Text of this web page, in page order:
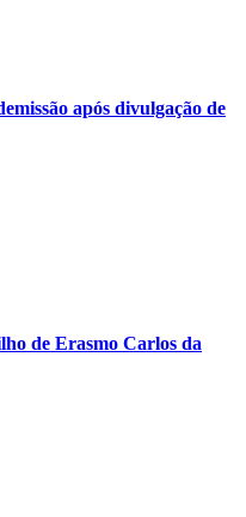
após divulgação de
de Erasmo Carlos da